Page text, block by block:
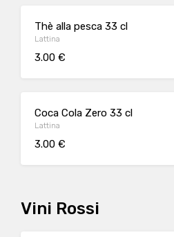
Thè alla pesca 33 cl
Lattina
3.00 €
Coca Cola Zero 33 cl
Lattina
3.00 €
Vini Rossi